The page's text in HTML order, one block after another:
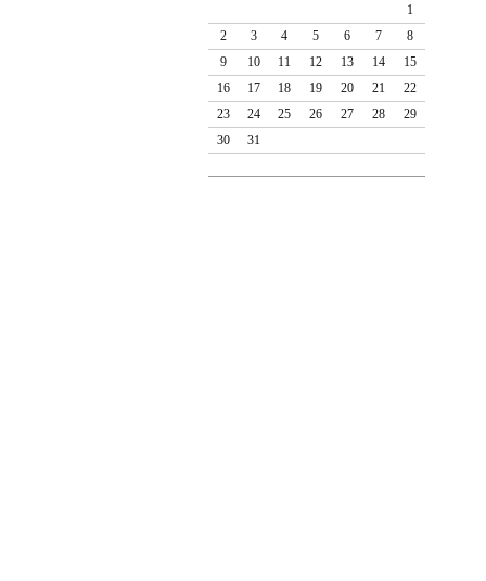
1
2
3 4 5 6 7
8
9
10 11 12 13 14
15
16
17 18 19 20 21
22
23
24 25 26 27 28
29
30
31